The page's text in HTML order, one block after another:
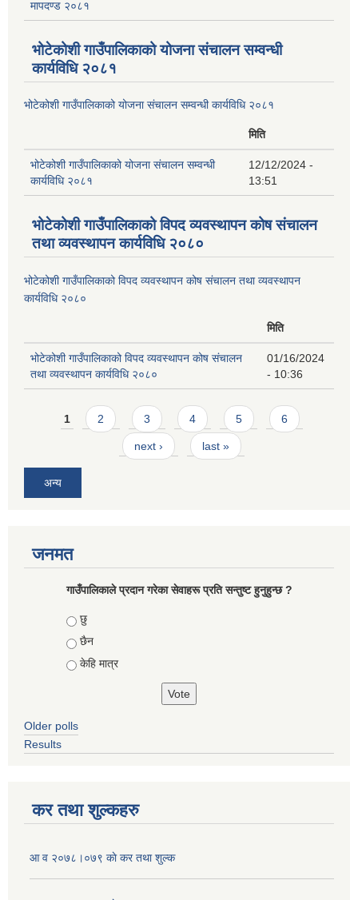
मापदण्ड २०८१
भोटेकोशी गाउँपालिकाको योजना संचालन सम्वन्धी
कार्यविधि २०८१
भोटेकोशी गाउँपालिकाको योजना संचालन सम्वन्धी कार्यविधि २०८१
मिति
भोटेकोशी गाउँपालिकाको योजना संचालन सम्वन्धी
कार्यविधि २०८१
12/12/2024 -
13:51
भोटेकोशी गाउँपालिकाको विपद व्यवस्थापन कोष संचालन
तथा व्यवस्थापन कार्यविधि २०८०
भोटेकोशी गाउँपालिकाको विपद व्यवस्थापन कोष संचालन तथा व्यवस्थापन
कार्यविधि २०८०
मिति
भोटेकोशी गाउँपालिकाको विपद व्यवस्थापन कोष संचालन
तथा व्यवस्थापन कार्यविधि २०८०
01/16/2024
- 10:36
Pages
1 2 3 4 5 6
next › last »
अन्य
जनमत
गाउँपालिकाले प्रदान गरेका सेवाहरू प्रति सन्तुष्ट हुनुहुन्छ ?
Choices
छु
छैन
केहि मात्र
Older polls
Results
कर तथा शुल्कहरु
आ व २०७८।०७९ काे कर तथा शुल्क